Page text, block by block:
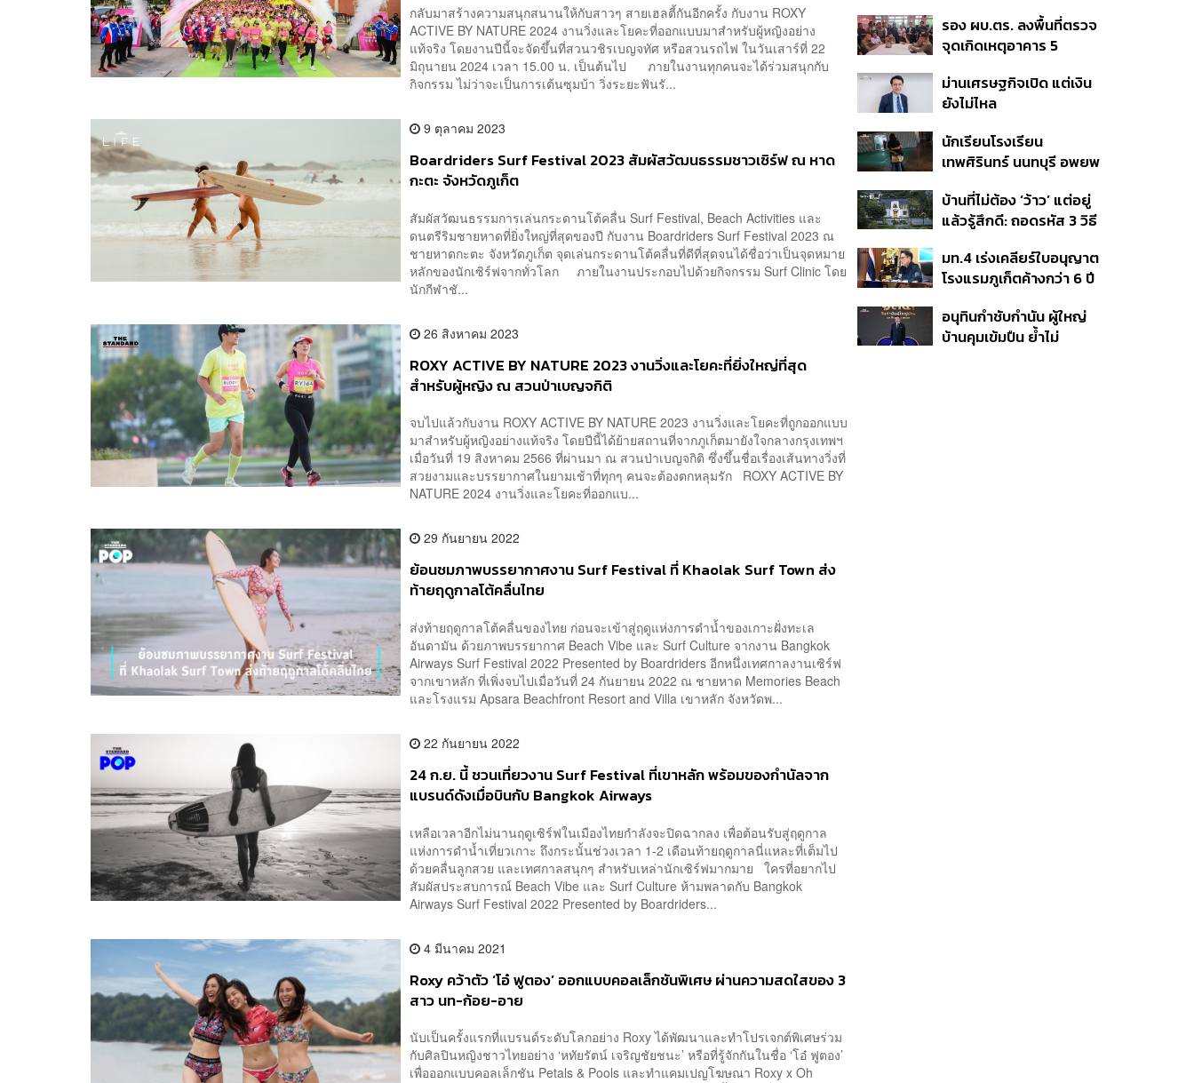
กลับมาสร้างความสนุกสนานให้กับสาวๆ สายเฮลตี้กันอีกครั้ง กับงาน ROXY
ACTIVE BY NATURE 2024 งานวิ่งและโยคะที่ออกแบบมาสำหรับผู้หญิงอย่าง
แท้จริง โดยงานปีนี้จะจัดขึ้นที่สวนวชิรเบญจทัศ หรือสวนรถไฟ ในวันเสาร์ที่ 22
มิถุนายน 2024 เวลา 15.00 น. เป็นต้นไป ภายในงานทุกคนจะได้ร่วมสนุกกับ
กิจกรรม ไม่ว่าจะเป็นการเต้นซุมบ้า วิ่งระยะฟันรั...
9 ตุลาคม 2023
Boardriders Surf Festival 2023 สัมผัสวัฒนธรรมชาวเซิร์ฟ ณ หาด
กะตะ จังหวัดภูเก็ต
สัมผัสวัฒนธรรมการเล่นกระดานโต้คลื่น Surf Festival, Beach Activities และ
ดนตรีริมชายหาดที่ยิ่งใหญ่ที่สุดของปี กับงาน Boardriders Surf Festival 2023 ณ
ชายหาดกะตะ จังหวัดภูเก็ต จุดเล่นกระดานโต้คลื่นที่ดีที่สุดจนได้ชื่อว่าเป็นจุดหมาย
หลักของนักเซิร์ฟจากทั่วโลก ภายในงานประกอบไปด้วยกิจกรรม Surf Clinic โดย
นักกีฬาชั...
26 สิงหาคม 2023
ROXY ACTIVE BY NATURE 2023 งานวิ่งและโยคะที่ยิ่งใหญ่ที่สุด
สำหรับผู้หญิง ณ สวนป่าเบญจกิติ
จบไปแล้วกับงาน ROXY ACTIVE BY NATURE 2023 งานวิ่งและโยคะที่ถูกออกแบบ
มาสำหรับผู้หญิงอย่างแท้จริง โดยปีนี้ได้ย้ายสถานที่จากภูเก็ตมายังใจกลางกรุงเทพฯ
เมื่อวันที่ 19 สิงหาคม 2566 ที่ผ่านมา ณ สวนป่าเบญจกิติ ซึ่งขึ้นชื่อเรื่องเส้นทางวิ่งที่
สวยงามและบรรยากาศในยามเช้าที่ทุกๆ คนจะต้องตกหลุมรัก ROXY ACTIVE BY
NATURE 2024 งานวิ่งและโยคะที่ออกแบ...
29 กันยายน 2022
ย้อนชมภาพบรรยากาศงาน Surf Festival ที่ Khaolak Surf Town ส่ง
ท้ายฤดูกาลโต้คลื่นไทย
ส่งท้ายฤดูกาลโต้คลื่นของไทย ก่อนจะเข้าสู่ฤดูแห่งการดำน้ำของเกาะฝั่งทะเล
อันดามัน ด้วยภาพบรรยากาศ Beach Vibe และ Surf Culture จากงาน Bangkok
Airways Surf Festival 2022 Presented by Boardriders อีกหนึ่งเทศกาลงานเซิร์ฟ
จากเขาหลัก ที่เพิ่งจบไปเมื่อวันที่ 24 กันยายน 2022 ณ ชายหาด Memories Beach
และโรงแรม Apsara Beachfront Resort and Villa เขาหลัก จังหวัดพ...
22 กันยายน 2022
24 ก.ย. นี้ ชวนเที่ยวงาน Surf Festival ที่เขาหลัก พร้อมของกำนัลจาก
แบรนด์ดังเมื่อบินกับ Bangkok Airways
เหลือเวลาอีกไม่นานฤดูเซิร์ฟในเมืองไทยกำลังจะปิดฉากลง เพื่อต้อนรับสู่ฤดูกาล
แห่งการดำน้ำเที่ยวเกาะ ถึงกระนั้นช่วงเวลา 1-2 เดือนท้ายฤดูกาลนี่แหละที่เต็มไป
ด้วยคลื่นลูกสวย และเทศกาลสนุกๆ สำหรับเหล่านักเซิร์ฟมากมาย ใครที่อยากไป
สัมผัสประสบการณ์ Beach Vibe และ Surf Culture ห้ามพลาดกับ Bangkok
Airways Surf Festival 2022 Presented by Boardriders...
4 มีนาคม 2021
Roxy คว้าตัว ‘โอ๋ ฟูตอง’ ออกแบบคอลเล็กชันพิเศษ ผ่านความสดใสของ 3
สาว นท-ก้อย-อาย
นับเป็นครั้งแรกที่แบรนด์ระดับโลกอย่าง Roxy ได้พัฒนาและทำโปรเจกต์พิเศษร่วม
กับศิลปินหญิงชาวไทยอย่าง ‘หทัยรัตน์ เจริญชัยชนะ’ หรือที่รู้จักกันในชื่อ ‘โอ๋ ฟูตอง’
เพื่อออกแบบคอลเล็กชัน Petals & Pools และทำแคมเปญโฆษณา Roxy x Oh
หลากหลายของวง
รอง ผบ.ตร. ลงพื้นที่ตรวจ
จุดเกิดเหตุอาคาร 5
ม่านเศรษฐกิจเปิด แต่เงิน
ยังไม่ไหล
นักเรียนโรงเรียน
เทพศิรินทร์ นนทบุรี อพยพ
ชั่วคราว หลังเหตุใช้อาวุธ
ปืนภายในโรงเรียน
บ้านที่ไม่ต้อง ‘ว้าว’ แต่อยู่
แล้วรู้สึกดี: ถอดรหัส 3 วิธี
Well-Being ในทุกวัน
มท.4 เร่งเคลียร์ใบอนุญาต
โรงแรมภูเก็ตค้างกว่า 6 ปี
โมเดลแก้ทั้งประเทศ
อนุทินกำชับกำนัน ผู้ใหญ่
บ้านคุมเข้มปืน ย้ำไม่